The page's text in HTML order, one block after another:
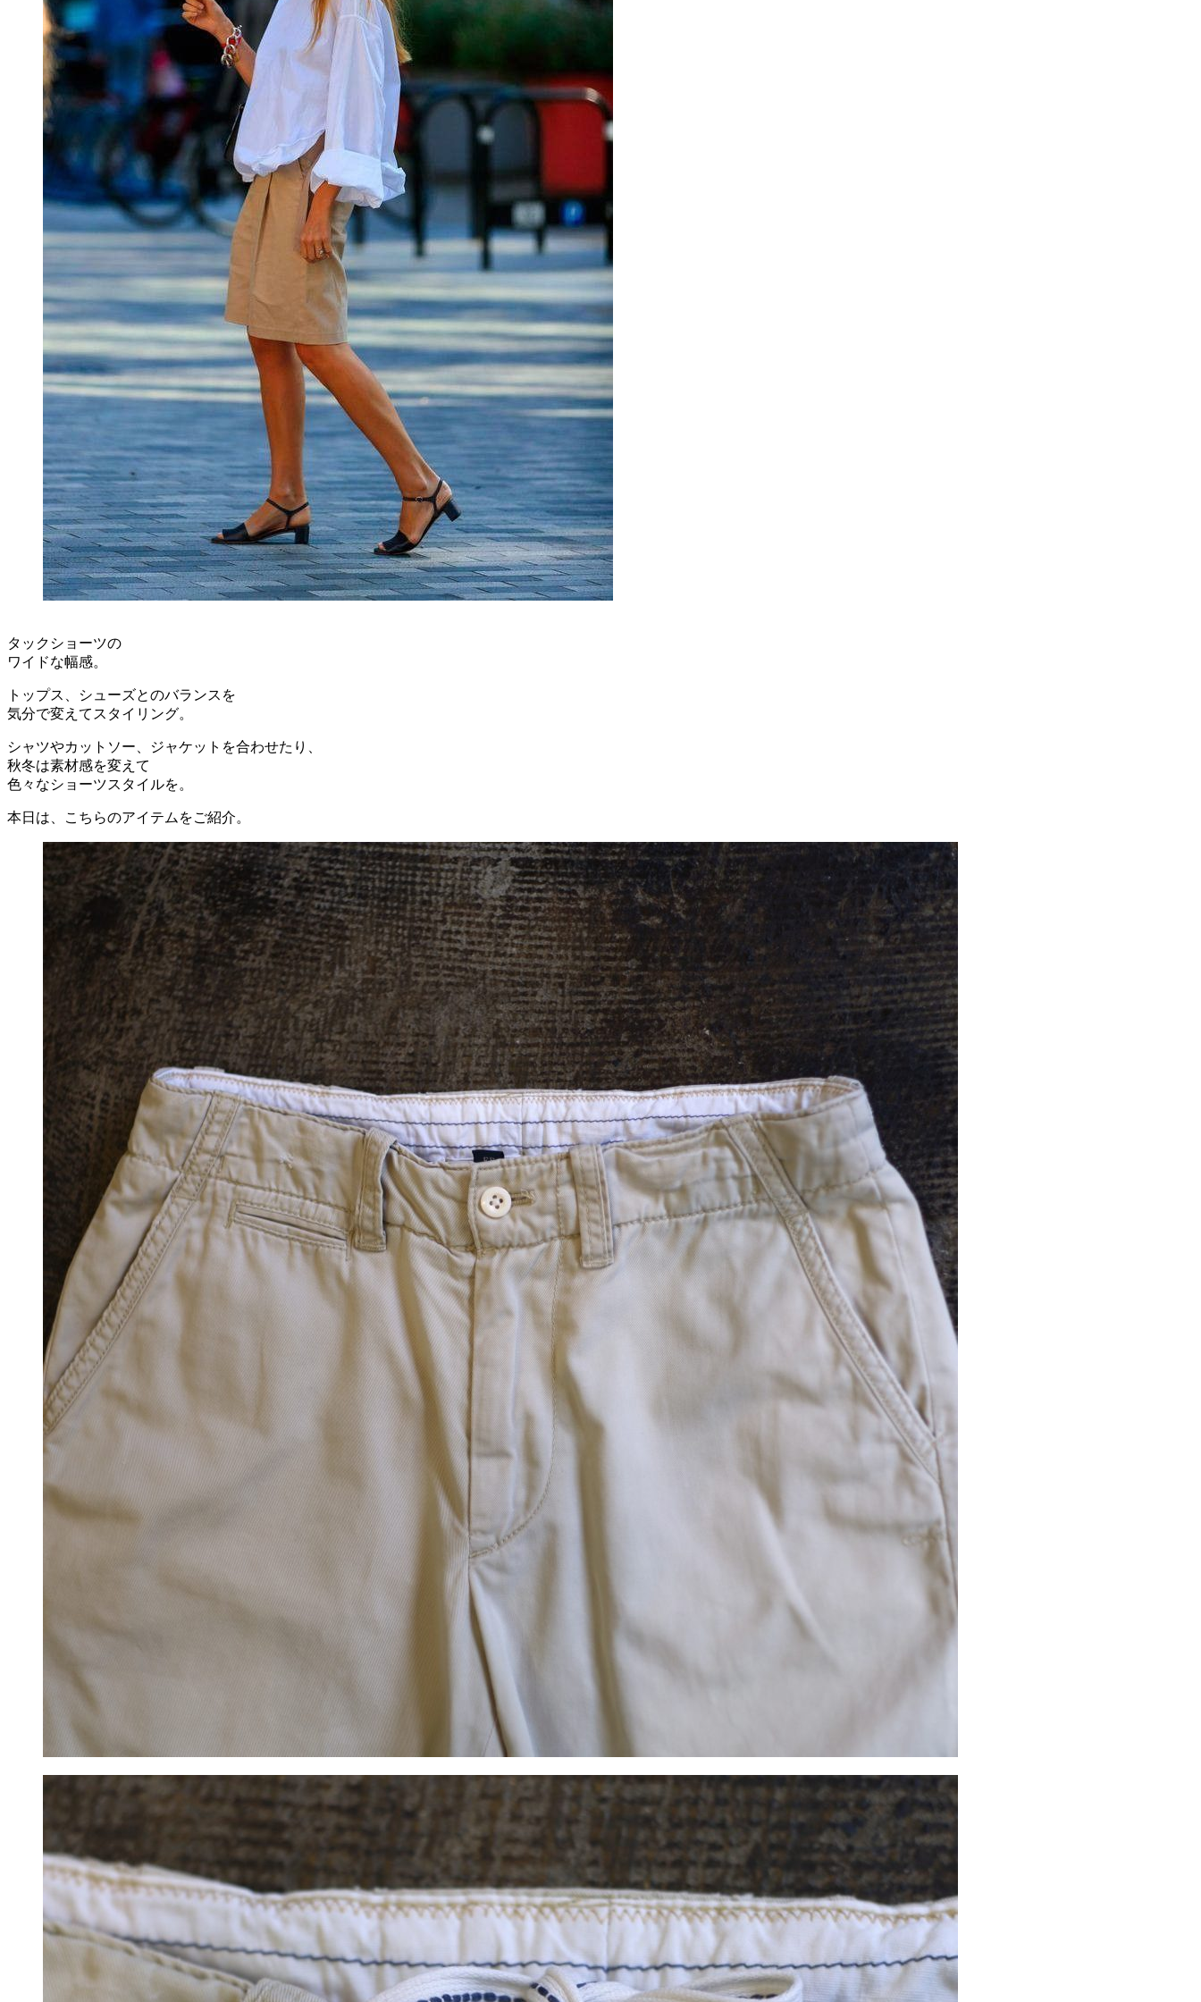
タックショーツの
ワイドな幅感。
トップス、シューズとのバランスを
気分で変えてスタイリング。
シャツやカットソー、ジャケットを合わせたり、
秋冬は素材感を変えて
色々なショーツスタイルを。
本日は、こちらのアイテムをご紹介。